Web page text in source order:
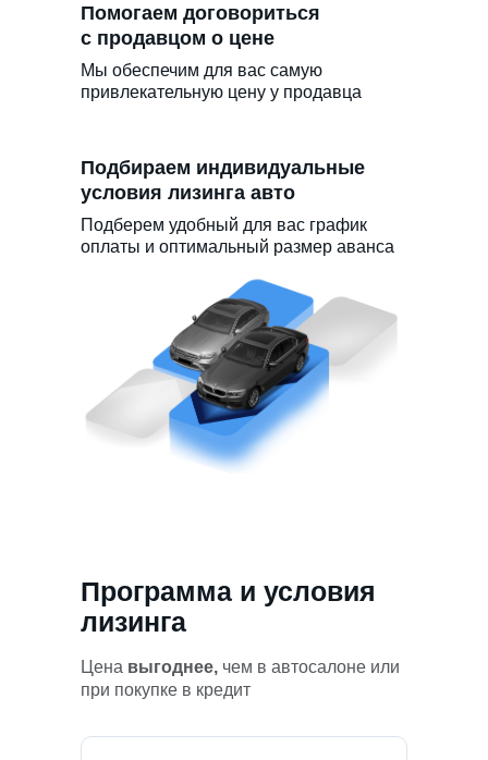
Подбираем индивидуальные
условия лизинга авто
Подберем удобный для вас график
оплаты и оптимальный размер аванса
Помогаем договориться
с продавцом о цене
Мы обеспечим для вас самую
привлекательную цену у продавца
Программа и условия
лизинга
Цена выгоднее, чем в автосалоне или
при покупке в кредит